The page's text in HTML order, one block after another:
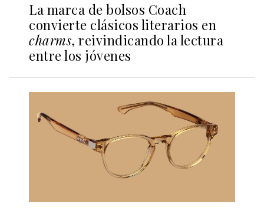
La marca de bolsos Coach
convierte clásicos literarios en
charms, reivindicando la lectura
entre los jóvenes